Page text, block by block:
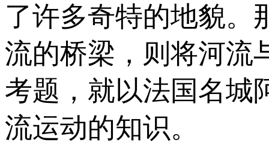
了许多奇特的地貌。
流的桥梁，则将河流
考题，就以法国名城
流运动的知识。